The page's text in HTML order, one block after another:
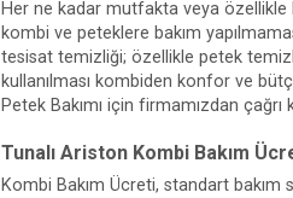
Her ne kadar mutfakta veya özellikle
kombi ve peteklere bakım
tesisat temizliği; özellikle petek
kullanılması kombiden konfor ve
Petek Bakımı için firmamızdan
Tunalı Ariston Kombi Bakım
Kombi Bakım Ücreti, standart